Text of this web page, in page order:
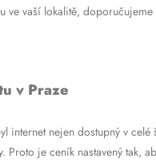
ve vaší lokalitě,
v Praze
internet nejen dostupný v
Proto je ceník nastavený tak,